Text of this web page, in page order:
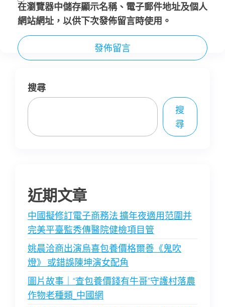
在瀏覽器中儲存顯示名稱、電子郵件地址及個人
網站網址，以供下次發佈留言時使用。
搜尋
搜
尋
近期文章
中國擬修訂電子商務法 擴年夜適用范圍并
完美平臺監秀傳醫院健檢項目管
姚晨洽商出演烏喜包養價格爾善《鬼吹
燈》 或錯誤陳坤演女配角
圖片故事｜“查包養價錢有牛哥”守護村落農
作物老種類_中國網